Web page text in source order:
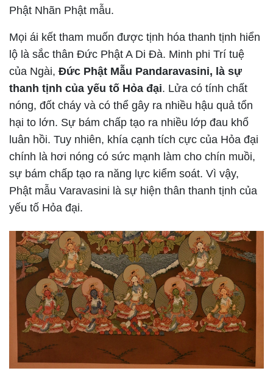
Phật Nhãn Phật mẫu.
Mọi ái kết tham muốn được tịnh hóa thanh tịnh hiển
lộ là sắc thân Đức Phật A Di Đà. Minh phi Trí tuệ
của Ngài, Đức Phật Mẫu Pandaravasini, là sự
thanh tịnh của yếu tố Hỏa đại. Lửa có tính chất
nóng, đốt cháy và có thể gây ra nhiều hậu quả tổn
hại to lớn. Sự bám chấp tạo ra nhiều lớp đau khổ
luân hồi. Tuy nhiên, khía cạnh tích cực của Hỏa đại
chính là hơi nóng có sức mạnh làm cho chín muồi,
sự bám chấp tạo ra năng lực kiểm soát. Vì vậy,
Phật mẫu Varavasini là sự hiện thân thanh tịnh của
yếu tố Hỏa đại.